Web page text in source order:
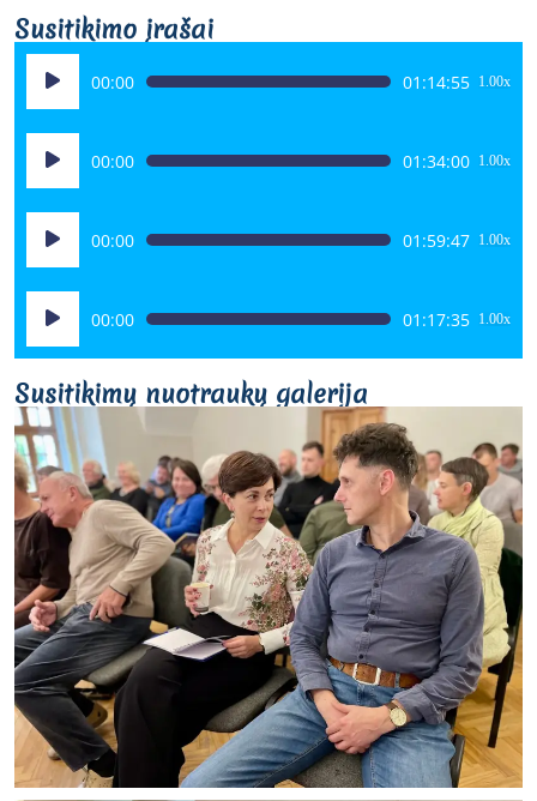
Susitikimo įrašai
Audio
grotuvas
00:00 01:14:55 1.00x
Audio
grotuvas
00:00 01:34:00 1.00x
Audio
grotuvas
00:00 01:59:47 1.00x
Audio
grotuvas
00:00 01:17:35 1.00x
Susitikimų nuotraukų galerija